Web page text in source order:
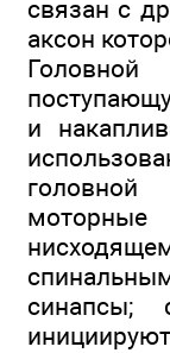
связан с
аксон
и
синапсы;